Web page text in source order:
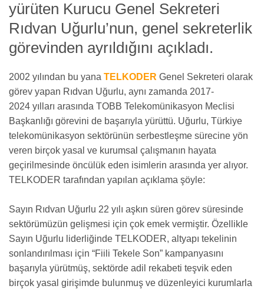
yürüten Kurucu Genel Sekreteri
Rıdvan Uğurlu’nun, genel sekreterlik
görevinden ayrıldığını açıkladı.
2002 yılından bu yana TELKODER Genel Sekreteri olarak
görev yapan Rıdvan Uğurlu, aynı zamanda 2017-
2024 yılları arasında TOBB Telekomünikasyon Meclisi
Başkanlığı görevini de başarıyla yürüttü. Uğurlu, Türkiye
telekomünikasyon sektörünün serbestleşme sürecine yön
veren birçok yasal ve kurumsal çalışmanın hayata
geçirilmesinde öncülük eden isimlerin arasında yer alıyor.
TELKODER tarafından yapılan açıklama şöyle:
Sayın Rıdvan Uğurlu 22 yılı aşkın süren görev süresinde
sektörümüzün gelişmesi için çok emek vermiştir. Özellikle
Sayın Uğurlu liderliğinde TELKODER, altyapı tekelinin
sonlandırılması için “Fiili Tekele Son” kampanyasını
başarıyla yürütmüş, sektörde adil rekabeti teşvik eden
birçok yasal girişimde bulunmuş ve düzenleyici kurumlarla